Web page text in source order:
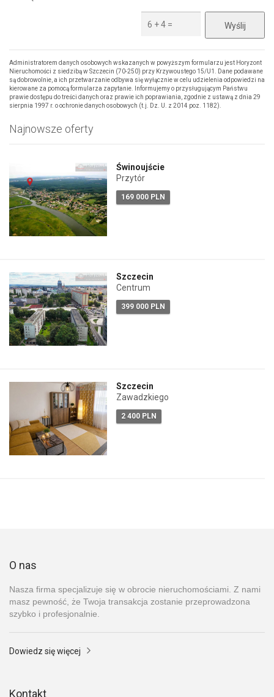
Administratorem danych osobowych wskazanych w powyższym formularzu jest Horyzont
Nieruchomości z siedzibą w Szczecin (70-250) przy Krzywoustego 15/U1. Dane podawane
są dobrowolnie, a ich przetwarzanie odbywa się wyłącznie w celu udzielenia odpowiedzi na
kierowane za pomocą formularza zapytanie. Informujemy o przysługującym Państwu
prawie dostępu do treści danych oraz prawie ich poprawiania, zgodnie z ustawą z dnia 29
sierpnia 1997 r. o ochronie danych osobowych (t.j. Dz. U. z 2014 poz. 1182).
Najnowsze oferty
Świnoujście
Przytór
169 000 PLN
Szczecin
Centrum
399 000 PLN
Szczecin
Zawadzkiego
2 400 PLN
O nas
Nasza firma specjalizuje się w obrocie nieruchomościami. Z nami
masz pewność, że Twoja transakcja zostanie przeprowadzona
szybko i profesjonalnie.
Dowiedz się więcej
Kontakt